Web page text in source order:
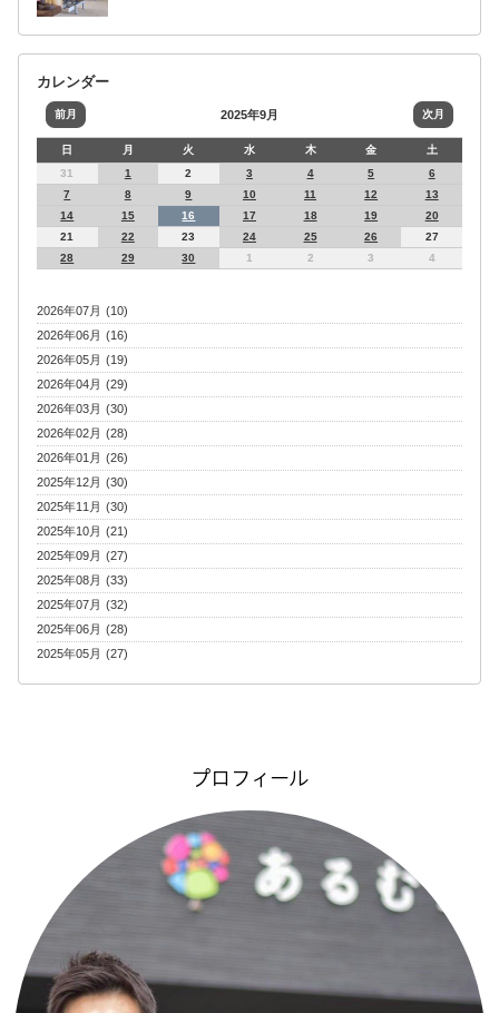
カレンダー
前月 2025年9月 次月
日 月 火 水 木 金
土
31
1 2 3 4 5
6
7
8 9 10 11 12
13
14
15 16 17 18 19
20
21
22 23 24 25 26
27
28
29 30 1 2 3 4
2026年07月 (10)
2026年06月 (16)
2026年05月 (19)
2026年04月 (29)
2026年03月 (30)
2026年02月 (28)
2026年01月 (26)
2025年12月 (30)
2025年11月 (30)
2025年10月 (21)
2025年09月 (27)
2025年08月 (33)
2025年07月 (32)
2025年06月 (28)
2025年05月 (27)
プロフィール